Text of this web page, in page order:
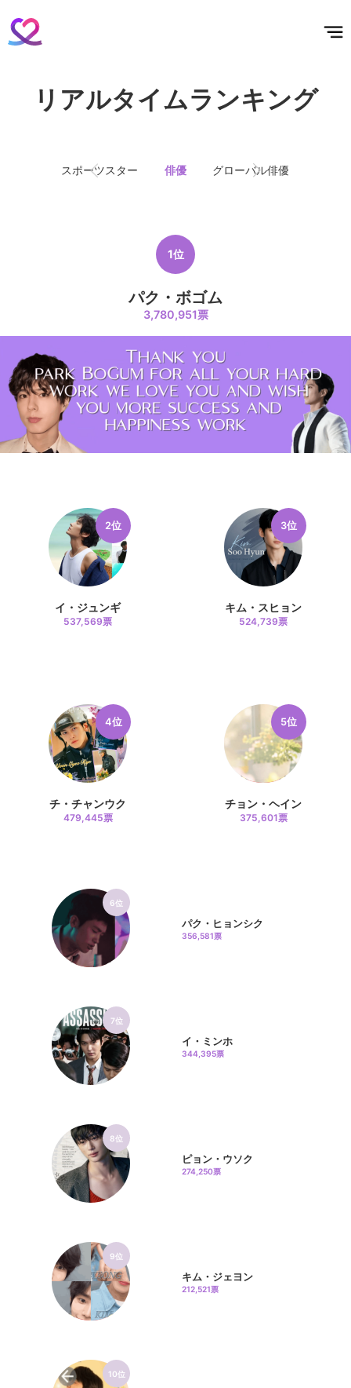
リアルタイムランキング
スポーツスター 俳優 グローバル俳優
1位
パク・ボゴム
3,780,951票
2位
イ・ジュンギ
537,569票
3位
キム・スヒョン
524,739票
4位
チ・チャンウク
479,445票
5位
チョン・ヘイン
375,601票
6位
パク・ヒョンシク
356,581票
7位
イ・ミンホ
344,395票
8位
ピョン・ウソク
274,250票
9位
キム・ジェヨン
212,521票
10位